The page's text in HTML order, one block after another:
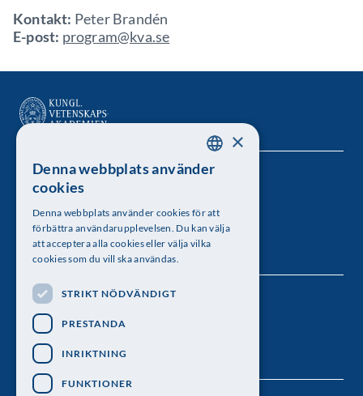
Kontakt: Peter Brandén
E-post: program@kva.se
Kungl. Vetenskapsakademien
Besöksadress: Lilla Frescativägen 4A
Telefon: 08-673 95 00
Följ oss
SWEDISH
×
Denna webbplats använder
cookies
Denna webbplats använder cookies för att
förbättra användarupplevelsen. Du kan välja
att acceptera alla cookies eller välja vilka
cookies som du vill ska användas.
STRIKT NÖDVÄNDIGT
PRESTANDA
INRIKTNING
FUNKTIONER